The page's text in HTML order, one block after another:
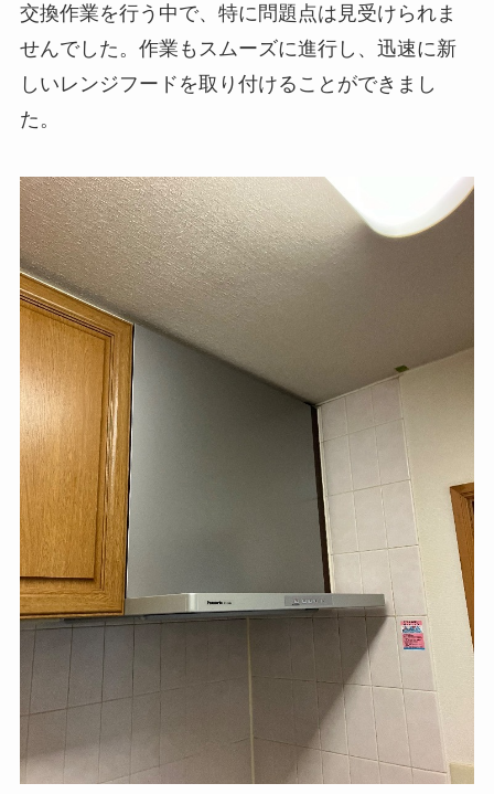
交換作業を行う中で、特に問題点は見受けられま
せんでした。作業もスムーズに進行し、迅速に新
しいレンジフードを取り付けることができまし
た。